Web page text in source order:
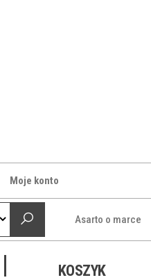
Moje konto
Asarto o marce
KOSZYK